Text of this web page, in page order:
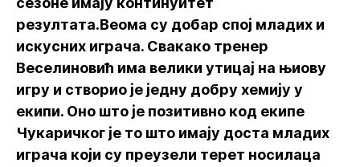
резултата.Веома су добар спој младих и
искусних играча. Свакако тренер
Веселиновић има велики утицај на њиову
игру и створио је једну добру хемију у
екипи. Оно што је позитивно код екипе
Чукаричког је то што имају доста младих
играча који су преузели терет носилаца